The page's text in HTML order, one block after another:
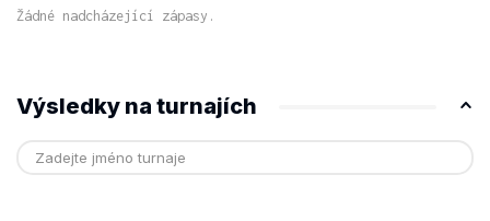
Žádné nadcházející zápasy.
Výsledky na turnajích